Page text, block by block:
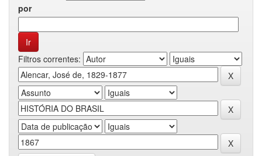
por
Filtros correntes: